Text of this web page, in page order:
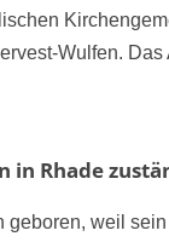
Wulfen. Das
in Rhade
weil